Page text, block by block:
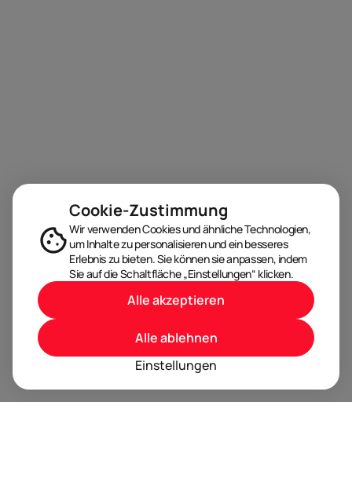
Cookie-Zustimmung
Wir verwenden Cookies und ähnliche Technologien,
um Inhalte zu personalisieren und ein besseres
Erlebnis zu bieten. Sie können sie anpassen, indem
Sie auf die Schaltfläche „Einstellungen“ klicken.
Einstellungen
Alle ablehnen
Alle akzeptieren